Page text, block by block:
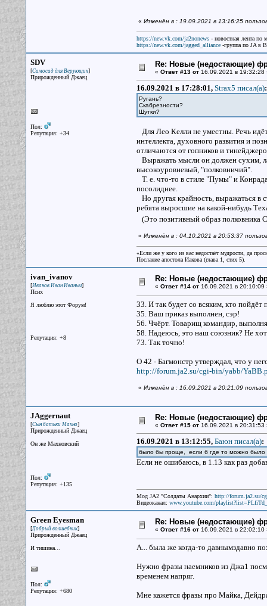
« Изменён в : 19.09.2021 в 13:16:25
https://new.vk.com/ja2nonews- новостная лента по
https://new.vk.com/jagged_alliance-группа по JA в
SDV
[Самосад для Верующих]
Прирожденный Джаец
Пол:
Репутация: +34
Re: Новые (недостающие)
« Ответ #13 от16.09.2021 в 19:32:28
16.09.2021 в 17:28:01, Strax5 писал(a):
Ругань?
Скабрезности?
Шутки?
Для Лео Келли не уместны. Речь
интеллекта, духовного развития и
отличаются от гопников и
Выражать мысли он должен сухим,
высокоуровневый, "полковничий".
Т. е. что-то в стиле "Пумы" и
посолиднее.
Но другая крайность, выражаться в
ребята выросшие на какой-нибудь
(Это позитивный образ
« Изменён в : 04.10.2021 в 20:53:37
«Если же у кого из вас недостаёт мудрости, да
Послание апостола Иакова (глава 1, стих 5).
ivan_ivanov
[Иванов Иван Иваныч]
Псих
Я люблю этот Форум!
Репутация: +8
Re: Новые (недостающие)
« Ответ #14 от16.09.2021 в 20:10:09
33. И так будет со всяким, кто пойдёт
35. Ваш приказ выполнен, сэр!
56. Ччёрт. Товарищ командир,
58. Надеюсь, это наш союзник? Не
73. Так точно!
О 42 - Багмонстр утверждал, что у
http://forum.ja2.su/cgi-bin/yabb/
« Изменён в : 16.09.2021 в 20:21:09
JAggernaut
[Сын батьки Махно]
Прирожденный Джаец
Он же Махновский
Пол:
Репутация: +135
Re: Новые (недостающие)
« Ответ #15 от16.09.2021 в 20:31:53
16.09.2021 в 13:12:55, Баюн писал(a):
было бы проще, если б где то можно было
Если не ошибаюсь, в 1.13 как раз
Мод JA2 "Солдаты Анархии": http://forum.ja2.su/
Видеоканал: www.youtube.com/
Green Eyesman
[Добрый волшебник]
Прирожденный Джаец
И тишина...
Пол:
Репутация: +680
Re: Новые (недостающие)
« Ответ #16 от16.09.2021 в 22:02:10
А... была же когда-то давнымздавно
Нужно фразы наемников из Джа1
временем напряг.
Мне кажется фразы про Майка,